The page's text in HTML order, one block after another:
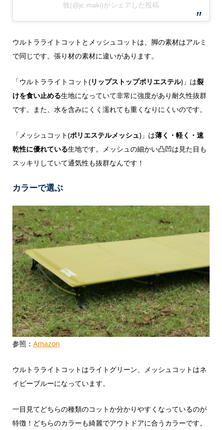
牧(@jc.maki)がシェアした投稿
ウルトラライトコットとメッシュコットは、脚の素材はアルミ
で同じです。張り材の素材に違いがあります。
「ウルトラライトコット(リップストップポリエステル)」は裂
けを食い止める生地になっていて非常に強度があり耐久性抜群
です。また、水を含みにくく濡れても重くなりにくいのです。
「メッシュコット(ポリエステルメッシュ)」は薄く・軽く・速
乾性に優れている生地です。メッシュの細かい凸凹は見た目も
スッキリしていて通気性も抜群なんです！
カラーで選ぶ
参照： Amazon
ウルトラライトコットはライトグリーン、メッシュコットはネ
イビーブルーになっています。
一目見てどちらの種類のコットか分かりやすくなっているのが
特徴！どちらのカラーも綺麗でアウトドアに合うカラーです。